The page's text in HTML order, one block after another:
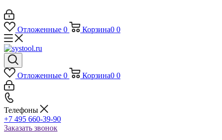
Отложенные 0 Корзина0 0
Отложенные 0 Корзина0 0
Телефоны
+7 495 660-39-90
Заказать звонок